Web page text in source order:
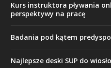
Kurs instruktora pływania
perspektywy na pracę
Badania pod kątem
Najlepsze deski SUP do